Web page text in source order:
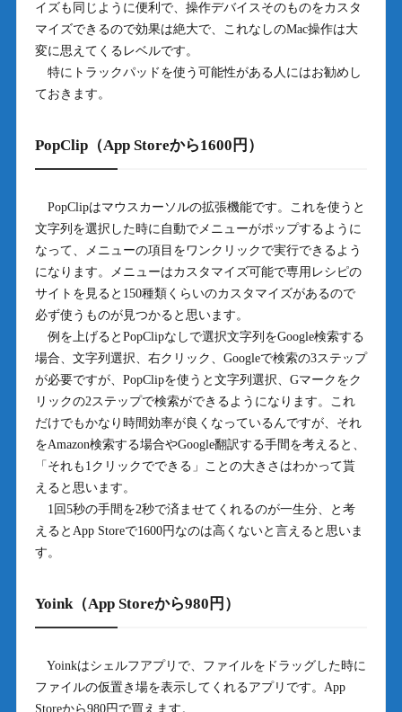
イズも同じように便利で、操作デバイスそのものをカスタ
マイズできるので効果は絶大で、これなしのMac操作は大
変に思えてくるレベルです。
特にトラックパッドを使う可能性がある人にはお勧めし
ておきます。
PopClip（App Storeから1600円）
PopClipはマウスカーソルの拡張機能です。これを使うと
文字列を選択した時に自動でメニューがポップするように
なって、メニューの項目をワンクリックで実行できるよう
になります。メニューはカスタマイズ可能で専用レシピの
サイトを見ると150種類くらいのカスタマイズがあるので
必ず使うものが見つかると思います。
例を上げるとPopClipなしで選択文字列をGoogle検索する
場合、文字列選択、右クリック、Googleで検索の3ステップ
が必要ですが、PopClipを使うと文字列選択、Gマークをク
リックの2ステップで検索ができるようになります。これ
だけでもかなり時間効率が良くなっているんですが、それ
をAmazon検索する場合やGoogle翻訳する手間を考えると、
「それも1クリックでできる」ことの大きさはわかって貰
えると思います。
1回5秒の手間を2秒で済ませてくれるのが一生分、と考
えるとApp Storeで1600円なのは高くないと言えると思いま
す。
Yoink（App Storeから980円）
Yoinkはシェルフアプリで、ファイルをドラッグした時に
ファイルの仮置き場を表示してくれるアプリです。App
Storeから980円で買えます。